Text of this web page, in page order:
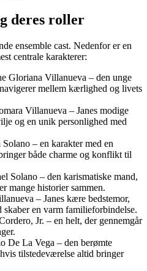
deres roller
ensemble cast. Nedenfor er en
centrale karakterer:
Gloriana Villanueva – den unge
mellem kærlighed og livets
Villanueva – Janes modige
og en unik personlighed med
Solano – en karakter med en
både charme og konflikt til
Solano – den karismatiske mand,
mange historier sammen.
– Janes kære bedstemor,
en varm familieforbindelse.
Jr. – en helt, der gennemgår
De La Vega – den berømte
tilstedeværelse altid bringer